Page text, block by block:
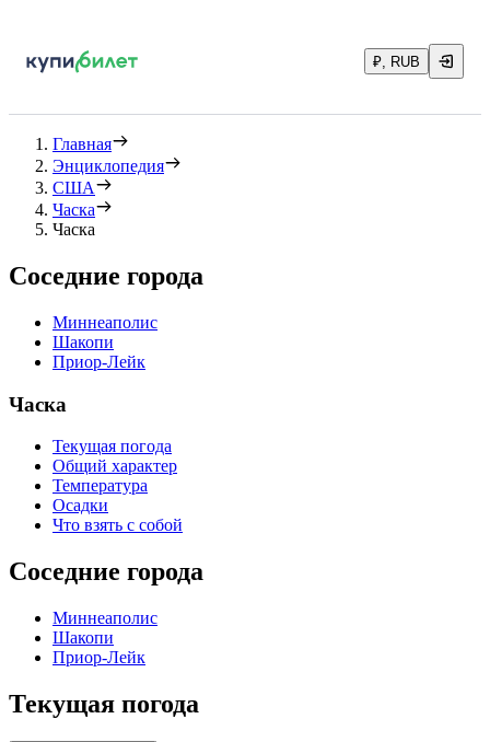
₽, RUB
Главная
Энциклопедия
США
Часка
Часка
Соседние города
Миннеаполис
Шакопи
Приор-Лейк
Часка
Текущая погода
Общий характер
Температура
Осадки
Что взять с собой
Соседние города
Миннеаполис
Шакопи
Приор-Лейк
Текущая погода